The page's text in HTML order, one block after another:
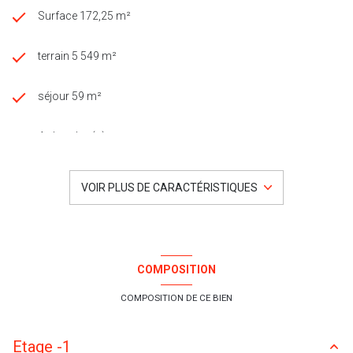
Surface 172,25 m²
terrain 5 549 m²
séjour 59 m²
4 chambre(s)
cuisine séparée (équipée)
Chauffage central : radiateur (gaz)
VOIR PLUS DE CARACTÉRISTIQUES
COMPOSITION
COMPOSITION DE CE BIEN
Etage -1